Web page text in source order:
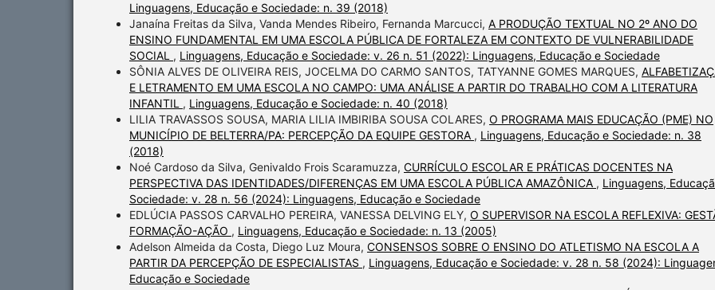
Linguagens, Educação e Sociedade: n. 39 (2018)
Janaína Freitas da Silva, Vanda Mendes Ribeiro, Fernanda Marcucci, A PRODUÇÃO TEXTUAL NO 2º ANO DO
ENSINO FUNDAMENTAL EM UMA ESCOLA PÚBLICA DE FORTALEZA EM CONTEXTO DE VULNERABILIDADE
SOCIAL , Linguagens, Educação e Sociedade: v. 26 n. 51 (2022): Linguagens, Educação e Sociedade
SÔNIA ALVES DE OLIVEIRA REIS, JOCELMA DO CARMO SANTOS, TATYANNE GOMES MARQUES,
E LETRAMENTO EM UMA ESCOLA NO CAMPO: UMA ANÁLISE A PARTIR DO TRABALHO COM A LITERATURA
INFANTIL , Linguagens, Educação e Sociedade: n. 40 (2018)
LILIA TRAVASSOS SOUSA, MARIA LILIA IMBIRIBA SOUSA COLARES, O PROGRAMA MAIS EDUCAÇÃO (PME) NO
MUNICÍPIO DE BELTERRA/PA: PERCEPÇÃO DA EQUIPE GESTORA , Linguagens, Educação e Sociedade: n. 38
(2018)
Noé Cardoso da Silva, Genivaldo Frois Scaramuzza, CURRÍCULO ESCOLAR E PRÁTICAS DOCENTES NA
PERSPECTIVA DAS IDENTIDADES/DIFERENÇAS EM UMA ESCOLA PÚBLICA AMAZÔNICA , Linguagens,
Sociedade: v. 28 n. 56 (2024): Linguagens, Educação e Sociedade
EDLÚCIA PASSOS CARVALHO PEREIRA, VANESSA DELVING ELY, O SUPERVISOR NA ESCOLA REFLEXIVA:
FORMAÇÃO-AÇÃO , Linguagens, Educação e Sociedade: n. 13 (2005)
Adelson Almeida da Costa, Diego Luz Moura, CONSENSOS SOBRE O ENSINO DO ATLETISMO NA ESCOLA A
PARTIR DA PERCEPÇÃO DE ESPECIALISTAS , Linguagens, Educação e Sociedade: v. 28 n. 58 (2024):
Educação e Sociedade